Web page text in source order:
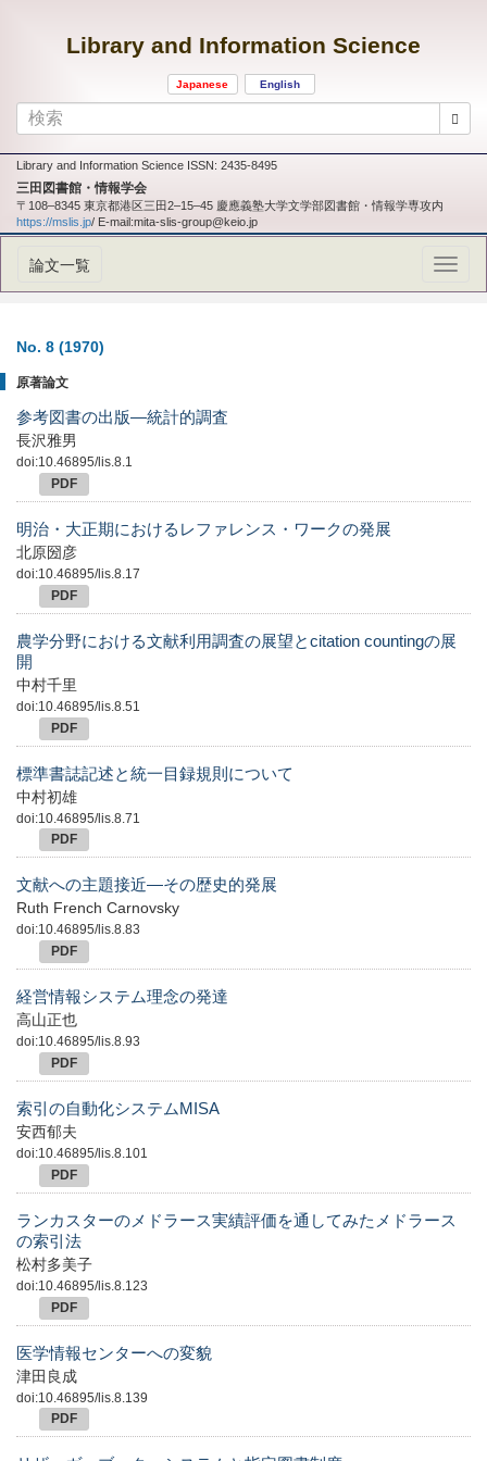
Library and Information Science
Japanese English
Library and Information Science ISSN: 2435-8495
三田図書館・情報学会
〒108‒8345 東京都港区三田2‒15‒45 慶應義塾大学文学部図書館・情報学専攻内
https://mslis.jp/ E-mail:mita-slis-group@keio.jp
論文一覧
No. 8 (1970)
原著論文
参考図書の出版―統計的調査
長沢雅男
doi:10.46895/lis.8.1
PDF
明治・大正期におけるレファレンス・ワークの発展
北原圀彦
doi:10.46895/lis.8.17
PDF
農学分野における文献利用調査の展望とcitation countingの展
開
中村千里
doi:10.46895/lis.8.51
PDF
標準書誌記述と統一目録規則について
中村初雄
doi:10.46895/lis.8.71
PDF
文献への主題接近―その歴史的発展
Ruth French Carnovsky
doi:10.46895/lis.8.83
PDF
経営情報システム理念の発達
高山正也
doi:10.46895/lis.8.93
PDF
索引の自動化システムMISA
安西郁夫
doi:10.46895/lis.8.101
PDF
ランカスターのメドラース実績評価を通してみたメドラース
の索引法
松村多美子
doi:10.46895/lis.8.123
PDF
医学情報センターへの変貌
津田良成
doi:10.46895/lis.8.139
PDF